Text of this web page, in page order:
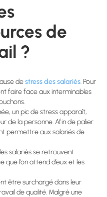
de
?
destress des salariés. Pour
faire face aux interminables
un pic de stress apparaît,
de la personne. Afin de palier
permettre aux salariés de
salariés se retrouvent
l’on attend d’eux et les
être surchargé dans leur
de qualité. Malgré une